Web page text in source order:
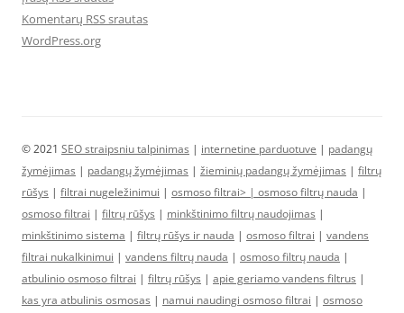
Komentarų RSS srautas
WordPress.org
© 2021 SEO straipsniu talpinimas | internetine parduotuve | padangų
žymėjimas | padangų žymėjimas | žieminių padangų žymėjimas | filtrų
rūšys | filtrai nugeležinimui | osmoso filtrai> | osmoso filtrų nauda |
osmoso filtrai | filtrų rūšys | minkštinimo filtrų naudojimas |
minkštinimo sistema | filtrų rūšys ir nauda | osmoso filtrai | vandens
filtrai nukalkinimui | vandens filtrų nauda | osmoso filtrų nauda |
atbulinio osmoso filtrai | filtrų rūšys | apie geriamo vandens filtrus |
kas yra atbulinis osmosas | namui naudingi osmoso filtrai | osmoso